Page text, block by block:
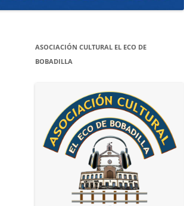
ASOCIACIÓN CULTURAL EL ECO DE
BOBADILLA